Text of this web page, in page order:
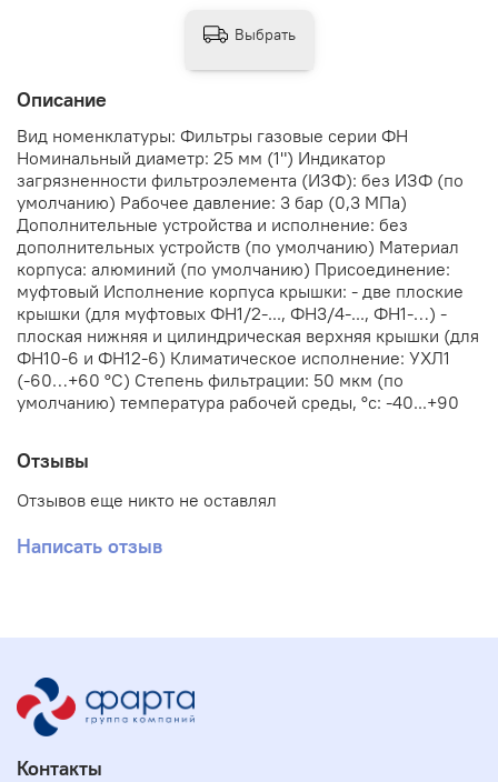
Описание
Вид номенклатуры: Фильтры газовые серии ФН
Номинальный диаметр: 25 мм (1") Индикатор
загрязненности фильтроэлемента (ИЗФ): без ИЗФ (по
умолчанию) Рабочее давление: 3 бар (0,3 МПа)
Дополнительные устройства и исполнение: без
дополнительных устройств (по умолчанию) Материал
корпуса: алюминий (по умолчанию) Присоединение:
муфтовый Исполнение корпуса крышки: - две плоские
крышки (для муфтовых ФН1/2-..., ФН3/4-..., ФН1-…) -
плоская нижняя и цилиндрическая верхняя крышки (для
ФН10-6 и ФН12-6) Климатическое исполнение: УХЛ1
(-60…+60 °С) Степень фильтрации: 50 мкм (по
умолчанию) температура рабочей среды, °с: -40...+90
Отзывы
Отзывов еще никто не оставлял
Написать отзыв
Выбрать
Контакты